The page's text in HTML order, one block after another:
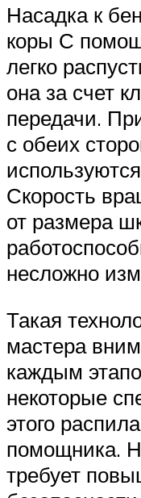
Насадка к
коры С
легко
она за счет
передачи.
с обеих
Скорость
от размера
несложно
Такая
мастера
каждым
некоторые
этого
помощника.
требует